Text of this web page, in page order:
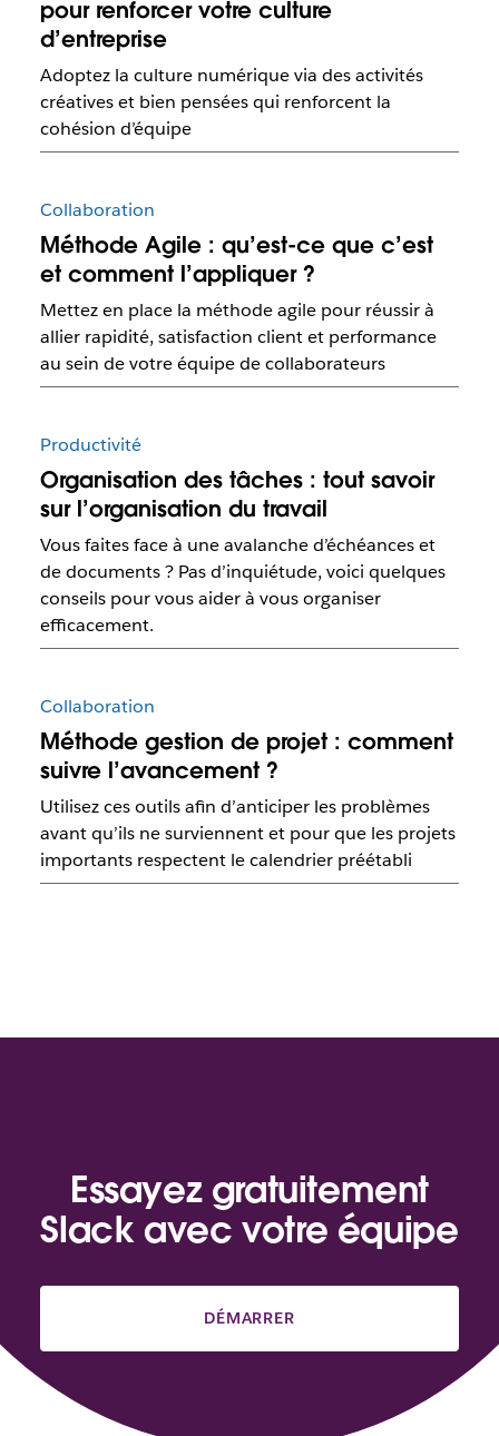
pour renforcer votre culture
d’entreprise
Adoptez la culture numérique via des activités
créatives et bien pensées qui renforcent la
cohésion d’équipe
Collaboration
Méthode Agile : qu’est-ce que c’est
et comment l’appliquer ?
Mettez en place la méthode agile pour réussir à
allier rapidité, satisfaction client et performance
au sein de votre équipe de collaborateurs
Productivité
Organisation des tâches : tout savoir
sur l’organisation du travail
Vous faites face à une avalanche d’échéances et
de documents ? Pas d’inquiétude, voici quelques
conseils pour vous aider à vous organiser
efficacement.
Collaboration
Méthode gestion de projet : comment
suivre l’avancement ?
Utilisez ces outils afin d’anticiper les problèmes
avant qu’ils ne surviennent et pour que les projets
importants respectent le calendrier préétabli
Essayez gratuitement
Slack avec votre équipe
DÉMARRER